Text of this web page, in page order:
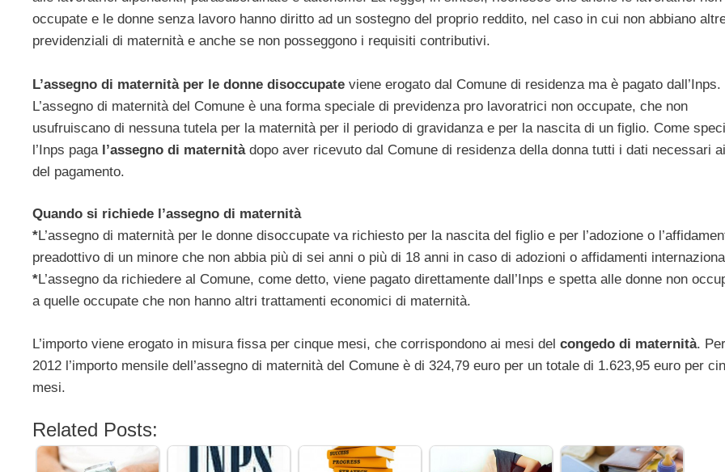
occupate e le donne senza lavoro hanno diritto ad un sostegno del proprio reddito, nel caso in cui non abbiano
previdenziali di maternità e anche se non posseggono i requisiti contributivi.
L’assegno di maternità per le donne disoccupate viene erogato dal Comune di residenza ma è pagato dall’Inps.
L’assegno di maternità del Comune è una forma speciale di previdenza pro lavoratrici non occupate, che non
usufruiscano di nessuna tutela per la maternità per il periodo di gravidanza e per la nascita di un figlio. Come
l’Inps paga l’assegno di maternitàdopo aver ricevuto dal Comune di residenza della donna tutti i dati necessari
del pagamento.
Quando si richiede l’assegno di maternità
*L’assegno di maternità per le donne disoccupate va richiesto per la nascita del figlio e per l’adozione o
preadottivo di un minore che non abbia più di sei anni o più di 18 anni in caso di adozioni o affidamenti
*L’assegno da richiedere al Comune, come detto, viene pagato direttamente dall’Inps e spetta alle donne non
a quelle occupate che non hanno altri trattamenti economici di maternità.
L’importo viene erogato in misura fissa per cinque mesi, che corrispondono ai mesi del congedo di maternità.
2012 l’importo mensile dell’assegno di maternità del Comune è di 324,79 euro per un totale di 1.623,95 euro per
mesi.
Related Posts: